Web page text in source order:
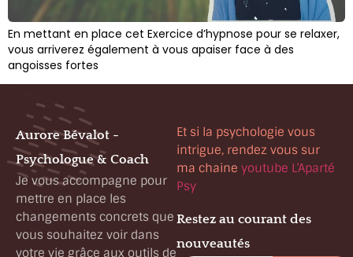
En mettant en place cet Exercice d’hypnose pour se relaxer,
vous arriverez également à vous apaiser face à des
angoisses fortes
Aurore Bévalot -
Psychologue & Coach
Je vous accompagne pour
mettre en place les
changements concrets que
vous souhaitez voir dans
votre vie grâce aux outils de
Et si la psychologie vous
intrigue, rendez vous sur
ma chaine youtube L’Aparté
Psy
Restez au courant des
nouveautés